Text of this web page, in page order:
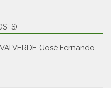
(José Fernando